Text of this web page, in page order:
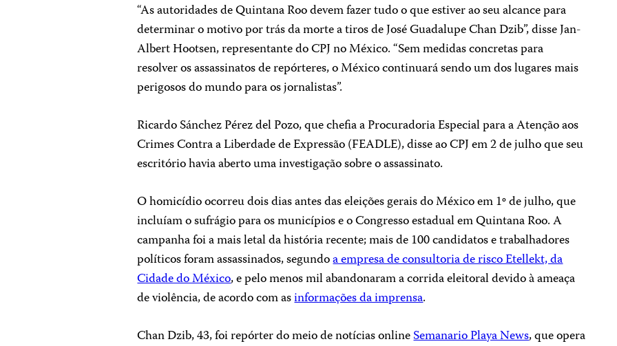
“As autoridades de Quintana Roo devem fazer tudo o que estiver ao seu alcance para
determinar o motivo por trás da morte a tiros de José Guadalupe Chan Dzib”, disse Jan-
Albert Hootsen, representante do CPJ no México. “Sem medidas concretas para
resolver os assassinatos de repórteres, o México continuará sendo um dos lugares mais
perigosos do mundo para os jornalistas”.
Ricardo Sánchez Pérez del Pozo, que chefia a Procuradoria Especial para a Atenção aos
Crimes Contra a Liberdade de Expressão (FEADLE), disse ao CPJ em 2 de julho que seu
escritório havia aberto uma investigação sobre o assassinato.
O homicídio ocorreu dois dias antes das eleições gerais do México em 1º de julho, que
incluíam o sufrágio para os municípios e o Congresso estadual em Quintana Roo. A
campanha foi a mais letal da história recente; mais de 100 candidatos e trabalhadores
políticos foram assassinados, segundoa empresa de consultoria de risco Etellekt, da
Cidade do México, e pelo menos mil abandonaram a corrida eleitoral devido à ameaça
de violência, de acordo com asinformações da imprensa.
Chan Dzib, 43, foi repórter do meio de notícias onlineSemanario Playa News, que opera